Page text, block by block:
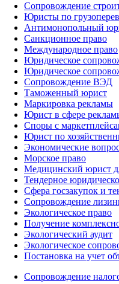
Сопровождение
Юристы по
Антимонопольный
Санкционное право
Международное право
Юридическое
Юридическое
Сопровождение ВЭД
Таможенный юрист
Маркировка рекламы
Юрист в сфере
Споры с
Юрист по
Экономические
Морское право
Медицинский юрист
Тендерное
Сфера госзакупок и
Сопровождение
Экологическое право
Получение
Экологический аудит
Экологическое
Постановка на учет
Сопровождение